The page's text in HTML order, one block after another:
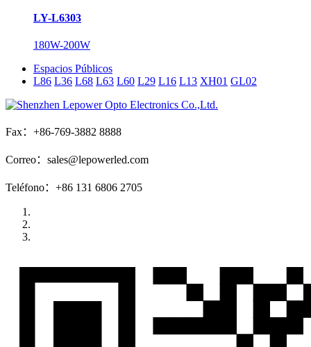
LY-L6303
180W-200W
Espacios Públicos
L86 L36 L68 L63 L60 L29 L16 L13 XH01 GL02
Fax：+86-769-3882 8888
Correo：sales@lepowerled.com
Teléfono：+86 131 6806 2705